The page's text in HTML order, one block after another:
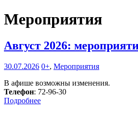
Мероприятия
Август 2026:
30.07.2026 0+, Мероприятия
В афише возможны изменения.
Телефон: 72-96-30
Подробнее